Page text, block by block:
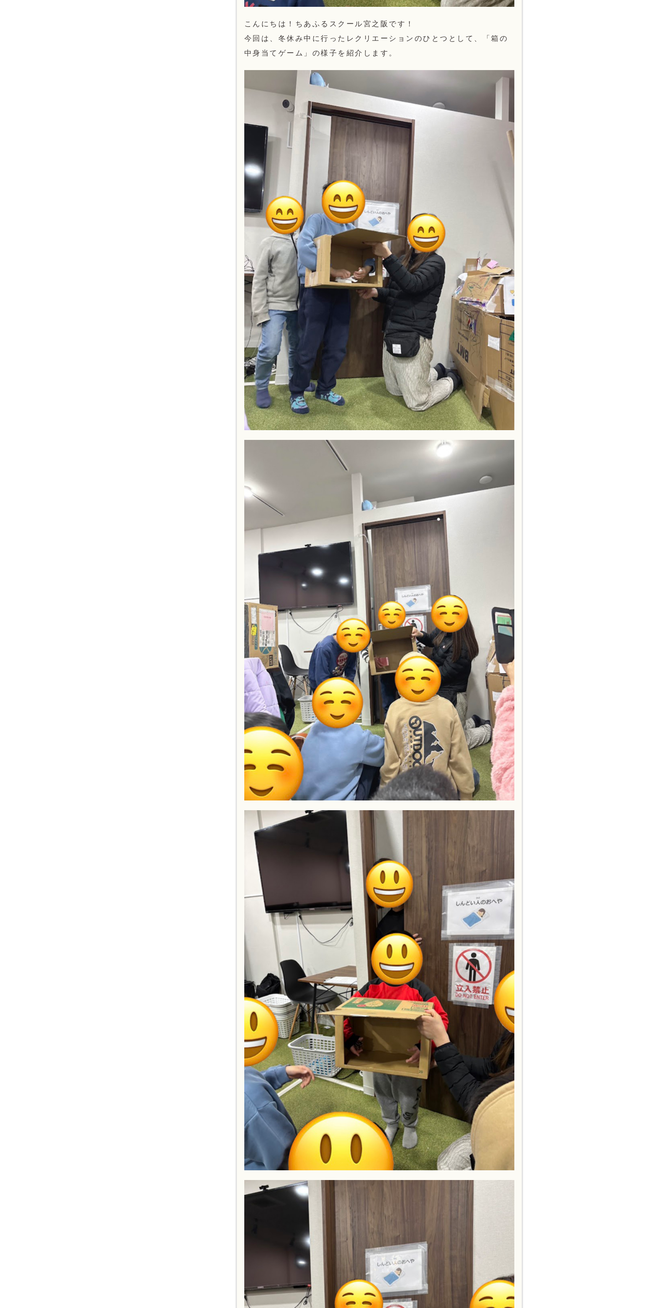
こんにちは！ちあふるスクール宮之阪です！
今回は、冬休み中に行ったレクリエーションのひとつとして、「箱の
中身当てゲーム」の様子を紹介します。